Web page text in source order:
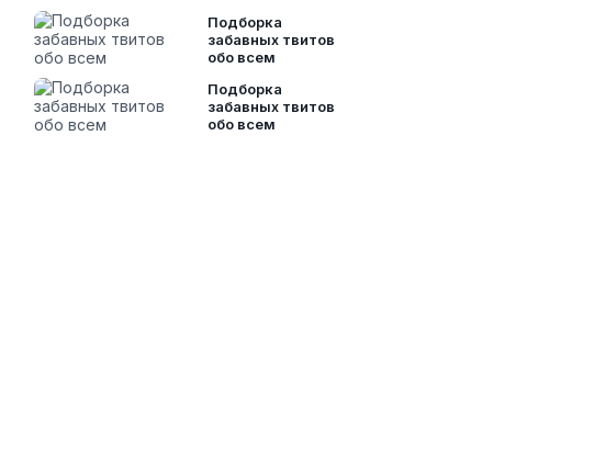
Подборка
забавных твитов
обо всем
Подборка
забавных твитов
обо всем